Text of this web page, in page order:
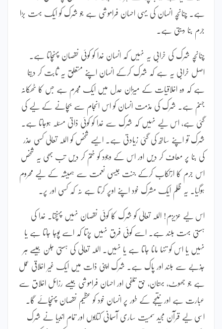
ہے۔ چنانچہ انسان کی یہی احسان فراموشی ہے جو شرک کو ایک بہت بڑا
جرم بنا دیتی ہے۔
چنانچہ شرک کی خرابی یہ نہیں کہ انسان خدا کو کوئی نقصان پہنچاتا ہے۔
اصل خرابی یہ ہے کہ شرک کرکے انسان اپنے متعلق یہ ثابت کر دیتا
ہے کہ وہ اخلاقیات کے میزان عدل میں ایک مجرم ہے جس کا ٹھکانہ
جہنم ہے۔ شرک کی مذمت انسان کو اس انجام سے بچانے کے لیے کی
گئی ہے، اس لیے نہیں کہ شرک سے خدا کو کوئی ذاتی مسئلہ ہوجاتا ہے۔
شرک تو اپنے ساتھ کی گئی زیادتی ہے۔ ایسے شخص کو اللہ تعالیٰ کسی عذر
کی بنا پر معاف کر دیں اور اس کے وجود کو ختم کر دیں تب بھی یہ شخص
اس جرم کا ارتکاب کرکے جنت جیسی نعمت سے ہمیشہ کے لیے محروم
ہوگیا۔ یہ ظلم ایک مشرک خود اپنے اوپر کرتا ہے نہ کہ کسی اور پر۔
اس لیے عزیزم! اللہ تعالیٰ کو شرک کا کوئی نقصان نہیں پہنچتا۔ خدا کی
ہستی بہت بلند ہے۔ اسے کوئی فرق نہیں پڑتا کہ اسے پوجا جاتا ہے یا
نہیں یا اس کو تنہا مانا جاتا ہے یا نہیں۔ اللہ تعالیٰ کی ہستی جلن جیسے ہر
جذبے سے بلند اور پاک ہے۔ شرک اپنی ذات میں ایک غیر اخلاقی عمل
ہے جو جھوٹ، بہتان، حق تلفی اور احسان فراموشی جیسے رزائل اخلاق سے
عبارت ہے اور نتیجے کے طور پر انسان خود کو عظیم نقصان پہنچائے گا۔
اسی لیے قرآن مجید سمیت ساری آسمانی کتابوں اور تمام انبیا نے شرک